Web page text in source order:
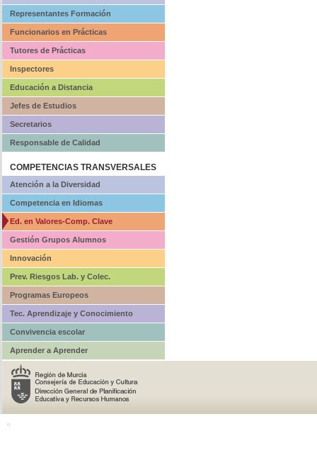
Representantes Formación
Funcionarios en Prácticas
Tutores de Prácticas
Inspectores
Educación a Distancia
Jefes de Estudios
Secretarios
Responsable de Calidad
COMPETENCIAS TRANSVERSALES
Atención a la Diversidad
Competencia en Idiomas
Ed. en Valores-Comp. Clave
Gestión Grupos Alumnos
Innovación
Prev. Riesgos Lab. y Colec.
Programas Europeos
Tec. Aprendizaje y Conocimiento
Convivencia escolar
Aprender a Aprender
o